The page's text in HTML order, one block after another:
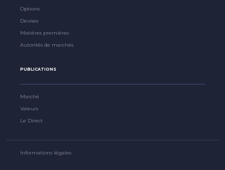
Options
Devises
Matières premières
Autorités de marchés
PUBLICATIONS
Marché
Valeurs
Le Direct
Informations légales